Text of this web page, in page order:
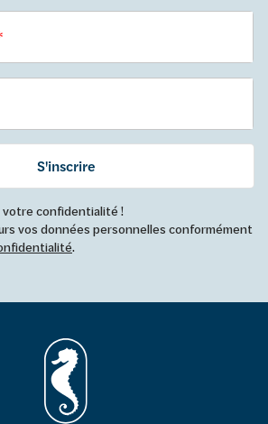
S'inscrire
votre confidentialité !
vos données personnelles conformément
.